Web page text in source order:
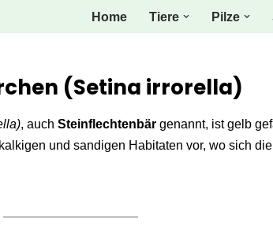
Home Tiere Pilze
(Setina irrorella)
, auch Steinflechtenbär genannt, ist gelb
und sandigen Habitaten vor, wo sich